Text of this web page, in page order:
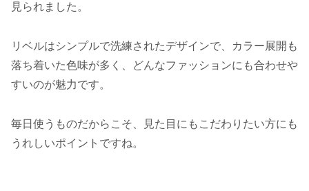
見られました。
リベルはシンプルで洗練されたデザインで、カラー展開も
落ち着いた色味が多く、どんなファッションにも合わせや
すいのが魅力です。
毎日使うものだからこそ、見た目にもこだわりたい方にも
うれしいポイントですね。